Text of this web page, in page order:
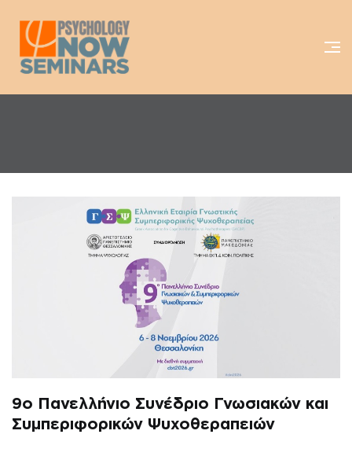
9ο Πανελλήνιο Συνέδριο Γνωσιακών και
Συμπεριφορικών Ψυχοθεραπειών